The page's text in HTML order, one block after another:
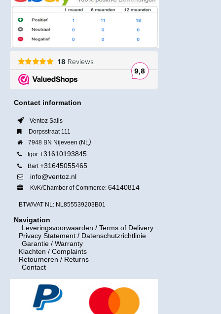
Contact information
Ventoz Sails
Dorpsstraat 111
7948 BN Nijeveen (NL )
Igor +31610193845
Bart+31645055465
info@ventoz.nl
KvK/Chamber of Commerce: 64140814
BTW/VAT NL: NL855539203B01
Navigation
Leveringsvoorwaarden / Terms of Delivery
Privacy Statement / Datenschutzrichtlinie
Garantie / Warranty
Klachten / Complaints
Retourneren / Returns
Contact